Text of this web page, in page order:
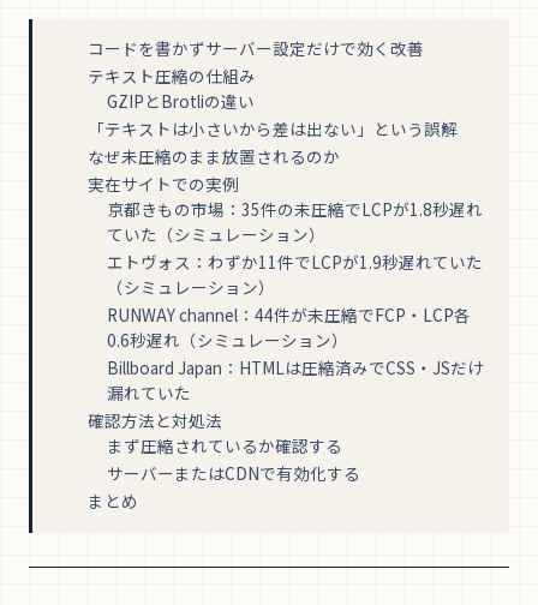
コードを書かずサーバー設定だけで効く改善
テキスト圧縮の仕組み
GZIPとBrotliの違い
「テキストは小さいから差は出ない」という誤解
なぜ未圧縮のまま放置されるのか
実在サイトでの実例
京都きもの市場：35件の未圧縮でLCPが1.8秒遅れ
ていた（シミュレーション）
エトヴォス：わずか11件でLCPが1.9秒遅れていた
（シミュレーション）
RUNWAY channel：44件が未圧縮でFCP・LCP各
0.6秒遅れ（シミュレーション）
Billboard Japan：HTMLは圧縮済みでCSS・JSだけ
漏れていた
確認方法と対処法
まず圧縮されているか確認する
サーバーまたはCDNで有効化する
まとめ